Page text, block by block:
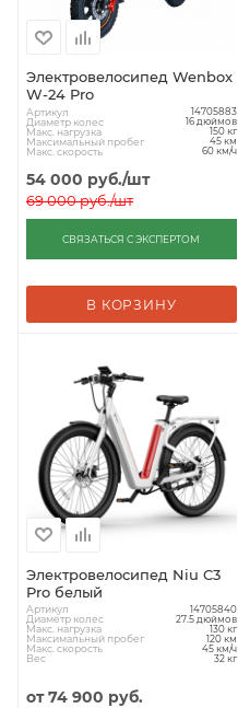
Электровелосипед Wenbox
W-24 Pro
Артикул 14705883
Диаметр колес 16 дюймов
Макс. нагрузка 150 кг
Максимальный пробег 45 км
Макс. скорость 60 км/ч
54 000 руб./шт
69 000руб./шт
СВЯЗАТЬСЯ С ЭКСПЕРТОМ
В КОРЗИНУ
Электровелосипед Niu C3
Pro белый
Артикул 14705840
Диаметр колес 27.5 дюймов
Макс. нагрузка 130 кг
Максимальный пробег 120 км
Макс. скорость 45 км/ч
Вес 32 кг
от74 900 руб.